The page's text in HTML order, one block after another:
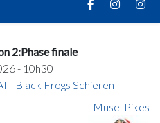
2:Phase finale
- 10h30
Black Frogs Schieren
Musel Pikes